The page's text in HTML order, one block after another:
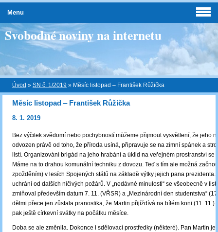
Svobodné noviny na internetu
Úvod » SN č. 1/2019 » Měsíc listopad ‒ František Růžička
Měsíc listopad ‒ František Růžička
8. 1. 2019
Bez výčitek svědomí nebo pochybností můžeme přijmout vysvětlení, že jeho
odvozen právě od toho, že příroda usíná, připravuje se na zimní spánek a
listí. Organizování brigád na jeho hrabání a úklid na veřejném prostranství se
Máme na to drahou komunální techniku z dovozu. Teď s tím ale možná
zpožděním) v lesích Spojených států na základě výtky jejich pana prezidenta.
uchrání od dalších ničivých požárů. V „nedávné minulosti“ se všeobecně v
zmiňoval především datum 7. 11. (VŘSR) a „Mezinárodní den studentstva“
dětmi přece jen zůstala pranostika, že Martin přijíždívá na bílém koni (11. 11.).
pak ještě církevní svátky na počátku měsíce.
Doba se ale změnila. Dokonce i sdělovací prostředky (některé). Pan Martin je
Menu